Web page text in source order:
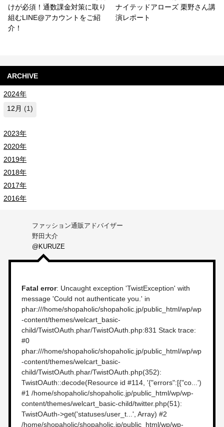
けが必須！通数課金対策に取り
組むLINE@アカウントをご紹
介！
ナイテッドアローズ 栗野さん講
演レポート
ARCHIVE
2024年
12月 (1)
2023年
2020年
2019年
2018年
2017年
2016年
ファッション通販アドバイザー
野田大介
@KURUZE
Fatal error: Uncaught exception 'TwistException' with
message 'Could not authenticate you.' in
phar:///home/shopaholic/shopaholic.jp/public_html/wp/wp
-content/themes/welcart_basic-
child/TwistOAuth.phar/TwistOAuth.php:831 Stack trace:
#0
phar:///home/shopaholic/shopaholic.jp/public_html/wp/wp
-content/themes/welcart_basic-
child/TwistOAuth.phar/TwistOAuth.php(352):
TwistOAuth::decode(Resource id #114, '{"errors":[{"co...')
#1 /home/shopaholic/shopaholic.jp/public_html/wp/wp-
content/themes/welcart_basic-child/twitter.php(51):
TwistOAuth->get('statuses/user_t...', Array) #2
/home/shopaholic/shopaholic.jp/public_html/wp/wp-